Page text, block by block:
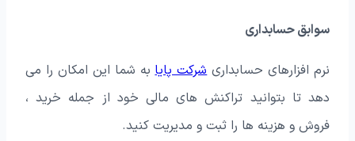
سوابق حسابداری
نرم افزارهای حسابداریشرکت پایابه شما این امکان را می
دهد تا بتوانید تراکنش های مالی خود از جمله خرید ،
فروش و هزینه ها را ثبت و مدیریت کنید.